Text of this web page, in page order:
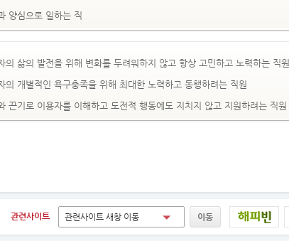
양심으로 일하는 직
의 삶의 발전을 위해 변화를 두려워하지 않고 항상 고민하고 노력하는 직원
의 개별적인 욕구충족을 위해 최대한 노력하고 동행하려는 직원
끈기로 이용자를 이해하고 도전적 행동에도 지치지 않고 지원하려는 직원
관련사이트 관련사이트 새창 이동 이동